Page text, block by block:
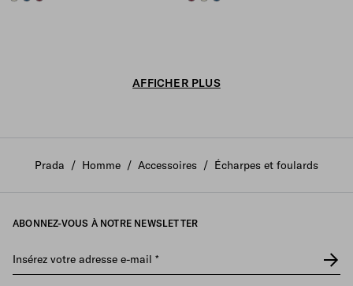
AFFICHER PLUS
Prada / Homme / Accessoires / Écharpes et foulards
ABONNEZ-VOUS À NOTRE NEWSLETTER
Insérez votre adresse e-mail *